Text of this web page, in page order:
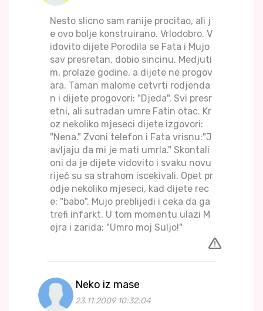
Nesto slicno sam ranije procitao, ali j
e ovo bolje konstruirano. Vrlodobro. V
idovito dijete Porodila se Fata i Mujo
sav presretan, dobio sincinu. Medjuti
m, prolaze godine, a dijete ne progov
ara. Taman malome cetvrti rodjenda
n i dijete progovori: "Djeda". Svi presr
etni, ali sutradan umre Fatin otac. Kr
oz nekoliko mjeseci dijete izgovori:
"Nena." Zvoni telefon i Fata vrisnu:"J
avljaju da mi je mati umrla." Skontali
oni da je dijete vidovito i svaku novu
riječ su sa strahom iscekivali. Opet pr
odje nekoliko mjeseci, kad dijete rec
e: "babo". Mujo preblijedi i ceka da ga
trefi infarkt. U tom momentu ulazi M
ejra i zarida: "Umro moj Suljo!"
Neko iz mase
23.11.2009 10:32:04